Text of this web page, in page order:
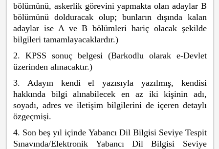
bölümünü, askerlik görevini yapmakta olan adaylar B
bölümünü dolduracak olup; bunların dışında kalan
adaylar ise A ve B bölümleri hariç olacak şekilde
bilgileri tamamlayacaklardır.)
2. KPSS sonuç belgesi (Barkodlu olarak e-Devlet
üzerinden alınacaktır.)
3. Adayın kendi el yazısıyla yazılmış, kendisi
hakkında bilgi alınabilecek en az iki kişinin adı,
soyadı, adres ve iletişim bilgilerini de içeren detaylı
özgeçmişi.
4. Son beş yıl içinde Yabancı Dil Bilgisi Seviye Tespit
Sınavında/Elektronik Yabancı Dil Bilgisi Seviye